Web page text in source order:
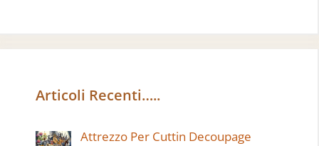
Articoli Recenti…..
Attrezzo Per Cuttin Decoupage